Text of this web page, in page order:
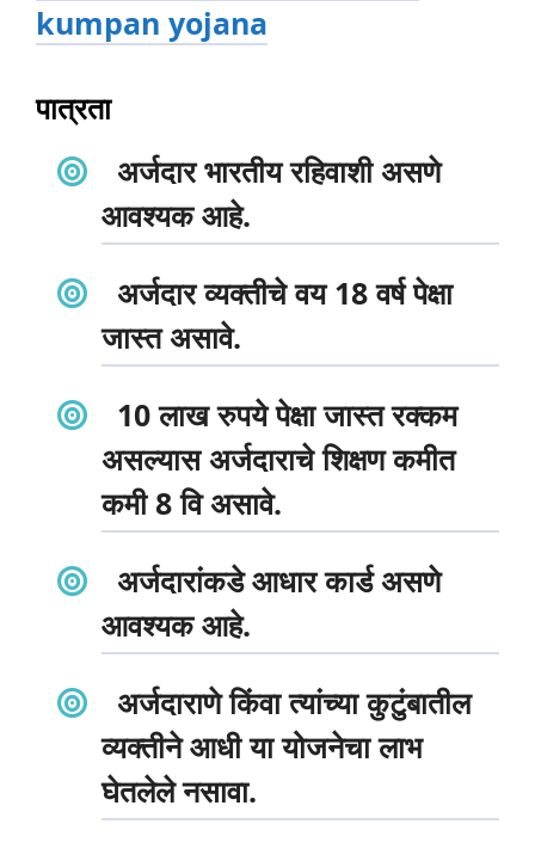
kumpan yojana
पात्रता
अर्जदार भारतीय रहिवाशी असणे
आवश्यक आहे.
अर्जदार व्यक्तीचे वय 18 वर्ष पेक्षा
जास्त असावे.
10 लाख रुपये पेक्षा जास्त रक्कम
असल्यास अर्जदाराचे शिक्षण कमीत
कमी 8 वि असावे.
अर्जदारांकडे आधार कार्ड असणे
आवश्यक आहे.
अर्जदाराणे किंवा त्यांच्या कुटुंबातील
व्यक्तीने आधी या योजनेचा लाभ
घेतलेले नसावा.